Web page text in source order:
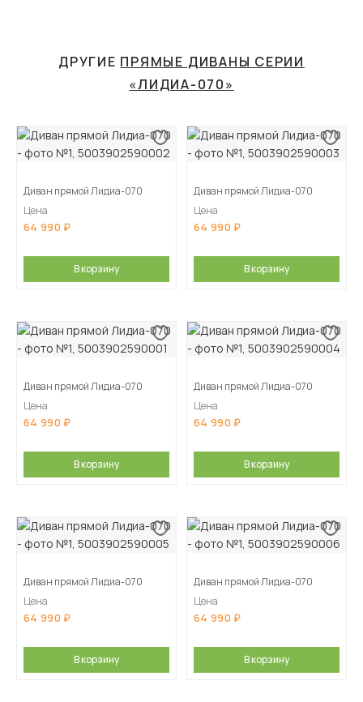
ДРУГИЕ ПРЯМЫЕ ДИВАНЫ СЕРИИ
«ЛИДИА-070»
Диван прямой Лидиа-070
Цена
64 990
В корзину
Диван прямой Лидиа-070
Цена
64 990
В корзину
Диван прямой Лидиа-070
Цена
64 990
В корзину
Диван прямой Лидиа-070
Цена
64 990
В корзину
Диван прямой Лидиа-070
Цена
64 990
В корзину
Диван прямой Лидиа-070
Цена
64 990
В корзину